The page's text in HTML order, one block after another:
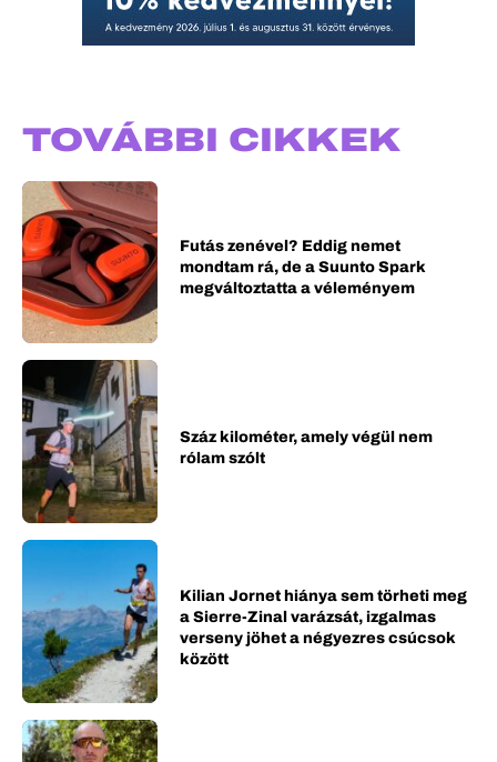
TOVÁBBI CIKKEK
Futás zenével? Eddig nemet
mondtam rá, de a Suunto Spark
megváltoztatta a véleményem
Száz kilométer, amely végül nem
rólam szólt
Kilian Jornet hiánya sem törheti meg
a Sierre-Zinal varázsát, izgalmas
verseny jöhet a négyezres csúcsok
között